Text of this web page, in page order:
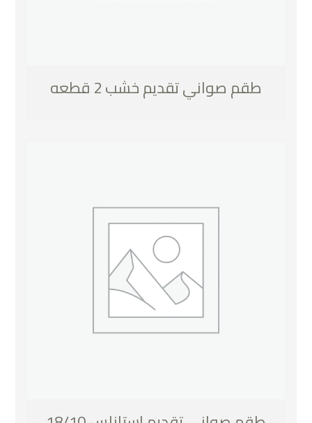
طقم صواني تقديم خشب 2 قطعه